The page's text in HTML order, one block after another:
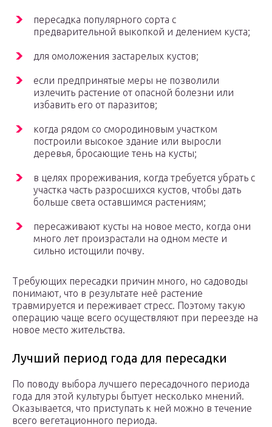
пересадка популярного сорта с
предварительной выкопкой и делением куста;
для омоложения застарелых кустов;
если предпринятые меры не позволили
излечить растение от опасной болезни или
избавить его от паразитов;
когда рядом со смородиновым участком
построили высокое здание или выросли
деревья, бросающие тень на кусты;
в целях прореживания, когда требуется убрать с
участка часть разросшихся кустов, чтобы дать
больше света оставшимся растениям;
пересаживают кусты на новое место, когда они
много лет произрастали на одном месте и
сильно истощили почву.
Требующих пересадки причин много, но садоводы
понимают, что в результате неё растение
травмируется и переживает стресс. Поэтому такую
операцию чаще всего осуществляют при переезде на
новое место жительства.
Лучший период года для пересадки
По поводу выбора лучшего пересадочного периода
года для этой культуры бытует несколько мнений.
Оказывается, что приступать к ней можно в течение
всего вегетационного периода.